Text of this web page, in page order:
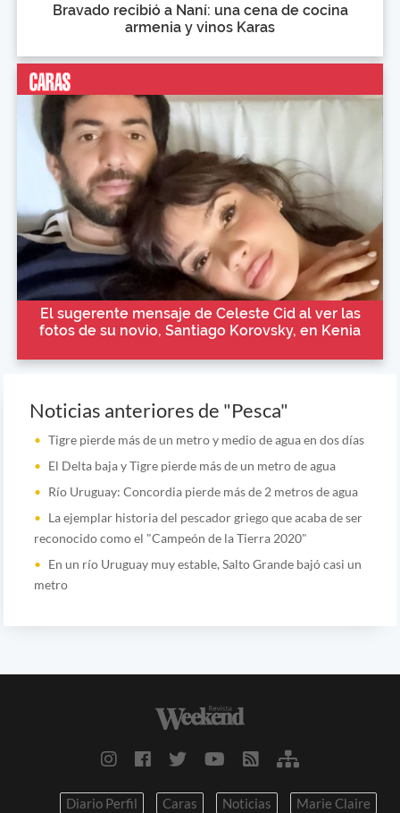
Bravado recibió a Naní: una cena de cocina
armenia y vinos Karas
El sugerente mensaje de Celeste Cid al ver las
fotos de su novio, Santiago Korovsky, en Kenia
Noticias anteriores de "Pesca"
Tigre pierde más de un metro y medio de agua en dos días
El Delta baja y Tigre pierde más de un metro de agua
Río Uruguay: Concordia pierde más de 2 metros de agua
La ejemplar historia del pescador griego que acaba de ser
reconocido como el "Campeón de la Tierra 2020"
En un río Uruguay muy estable, Salto Grande bajó casi un
metro
Diario Perfil Caras Noticias Marie Claire